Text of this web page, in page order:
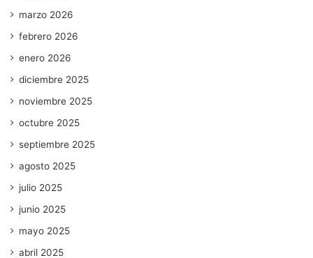
marzo 2026
febrero 2026
enero 2026
diciembre 2025
noviembre 2025
octubre 2025
septiembre 2025
agosto 2025
julio 2025
junio 2025
mayo 2025
abril 2025